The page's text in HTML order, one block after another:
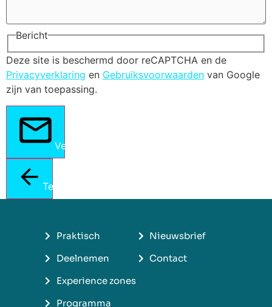
Bericht
Deze site is beschermd door reCAPTCHA en de
Privacyverklaring en Gebruiksvoorwaarden van Google
zijn van toepassing.
Verstuur
Terug
Praktisch
Deelnemen
Experience zones
Programma
Nieuwsbrief
Contact